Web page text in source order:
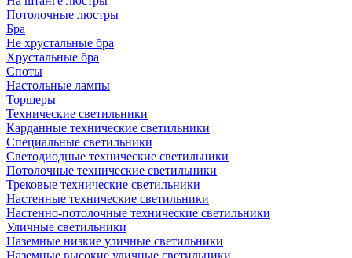
Потолочные люстры
Бра
Не хрустальные бра
Хрустальные бра
Споты
Настольные лампы
Торшеры
Технические светильники
Карданные технические светильники
Специальные светильники
Светодиодные технические светильники
Потолочные технические светильники
Трековые технические светильники
Настенные технические светильники
Настенно-потолочные технические светильники
Уличные светильники
Наземные низкие уличные светильники
Наземные высокие уличные светильники